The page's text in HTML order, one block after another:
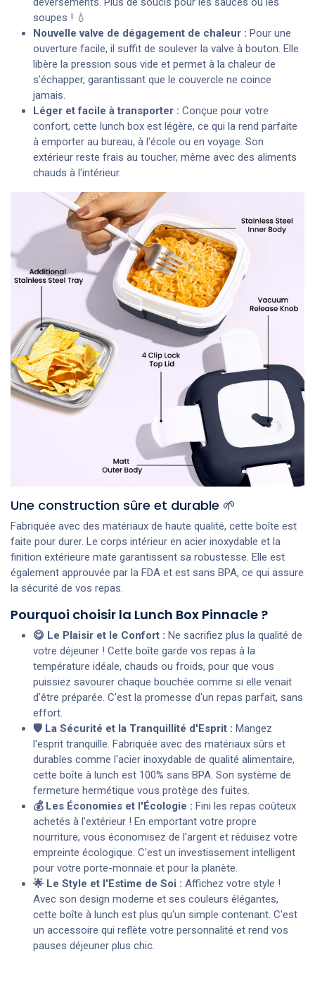
soupes ! 💧
Nouvelle valve de dégagement de chaleur : Pour une
ouverture facile, il suffit de soulever la valve à bouton. Elle
libère la pression sous vide et permet à la chaleur de
s'échapper, garantissant que le couvercle ne coince
jamais.
Léger et facile à transporter : Conçue pour votre
confort, cette lunch box est légère, ce qui la rend parfaite
à emporter au bureau, à l'école ou en voyage. Son
extérieur reste frais au toucher, même avec des aliments
chauds à l'intérieur.
Une construction sûre et durable 🌱
Fabriquée avec des matériaux de haute qualité, cette boîte est
faite pour durer. Le corps intérieur en acier inoxydable et la
finition extérieure mate garantissent sa robustesse. Elle est
également approuvée par la FDA et est sans BPA, ce qui assure
la sécurité de vos repas.
Pourquoi choisir la Lunch Box Pinnacle ?
😋 Le Plaisir et le Confort : Ne sacrifiez plus la qualité de
votre déjeuner ! Cette boîte garde vos repas à la
température idéale, chauds ou froids, pour que vous
puissiez savourer chaque bouchée comme si elle venait
d'être préparée. C'est la promesse d'un repas parfait, sans
effort.
🛡️ La Sécurité et la Tranquillité d'Esprit : Mangez
l'esprit tranquille. Fabriquée avec des matériaux sûrs et
durables comme l'acier inoxydable de qualité alimentaire,
cette boîte à lunch est 100% sans BPA. Son système de
fermeture hermétique vous protège des fuites.
💰 Les Économies et l'Écologie : Fini les repas coûteux
achetés à l'extérieur ! En emportant votre propre
nourriture, vous économisez de l'argent et réduisez votre
empreinte écologique. C'est un investissement intelligent
pour votre porte-monnaie et pour la planète.
🌟 Le Style et l'Estime de Soi : Affichez votre style !
Avec son design moderne et ses couleurs élégantes,
cette boîte à lunch est plus qu'un simple contenant. C'est
un accessoire qui reflète votre personnalité et rend vos
pauses déjeuner plus chic.